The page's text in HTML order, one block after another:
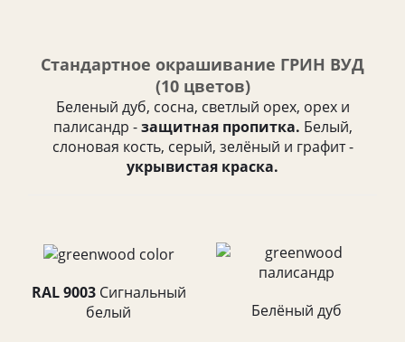
Стандартное окрашивание ГРИН ВУД
(10 цветов)
Беленый дуб, сосна, светлый орех, орех и
палисандр -защитная пропитка. Белый,
слоновая кость, серый, зелёный и графит -
укрывистая краска.
RAL 9003Cигнальный
белый
Белёный дуб